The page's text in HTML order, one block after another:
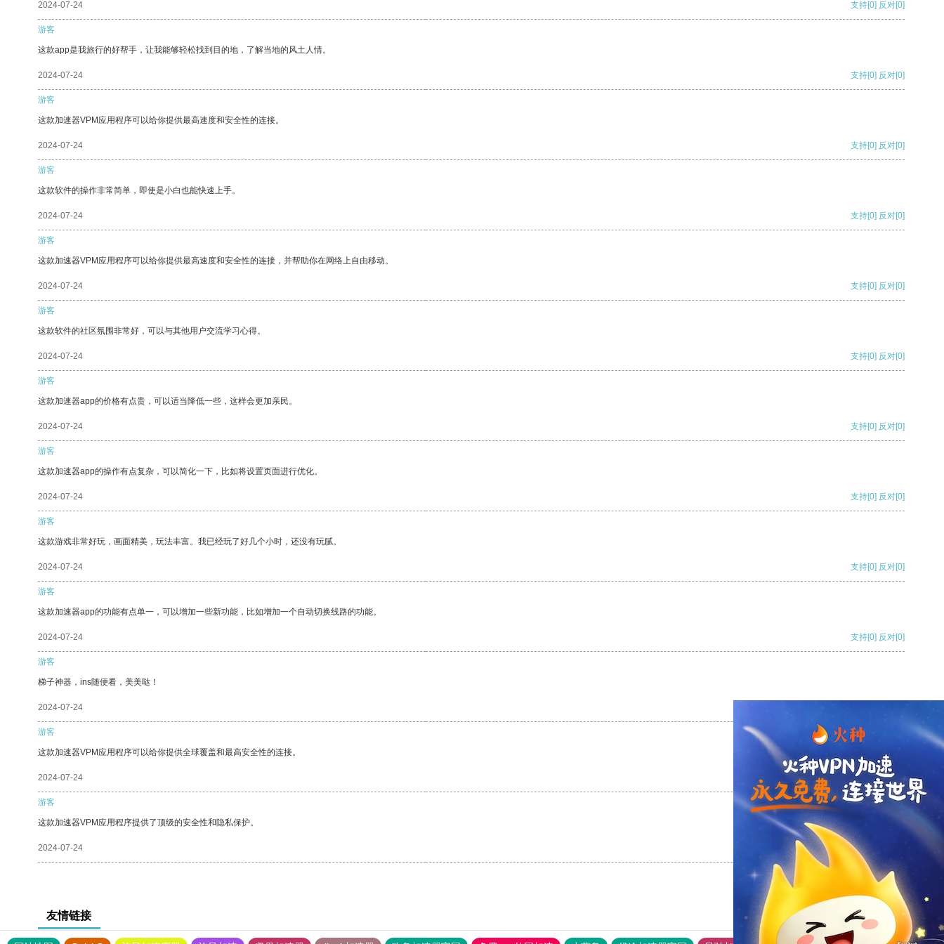
2024-07-24 支持[0] 反对[0]
游客
这款app是我旅行的好帮手，让我能够轻松找到目的地，了解当地的风土人情。
2024-07-24 支持[0] 反对[0]
游客
这款加速器VPM应用程序可以给你提供最高速度和安全性的连接。
2024-07-24 支持[0] 反对[0]
游客
这款软件的操作非常简单，即使是小白也能快速上手。
2024-07-24 支持[0] 反对[0]
游客
这款加速器VPM应用程序可以给你提供最高速度和安全性的连接，并帮助你在网络上自由移动。
2024-07-24 支持[0] 反对[0]
游客
这款软件的社区氛围非常好，可以与其他用户交流学习心得。
2024-07-24 支持[0] 反对[0]
游客
这款加速器app的价格有点贵，可以适当降低一些，这样会更加亲民。
2024-07-24 支持[0] 反对[0]
游客
这款加速器app的操作有点复杂，可以简化一下，比如将设置页面进行优化。
2024-07-24 支持[0] 反对[0]
游客
这款游戏非常好玩，画面精美，玩法丰富。我已经玩了好几个小时，还没有玩腻。
2024-07-24 支持[0] 反对[0]
游客
这款加速器app的功能有点单一，可以增加一些新功能，比如增加一个自动切换线路的功能。
2024-07-24 支持[0] 反对[0]
游客
梯子神器，ins随便看，美美哒！
2024-07-24
游客
这款加速器VPM应用程序可以给你提供全球覆盖和最高安全性的连接。
2024-07-24 支持 [0] 反对 [0]
游客
这款加速器VPM应用程序提供了顶级的安全性和隐私保护。
2024-07-24 支持
友情链接